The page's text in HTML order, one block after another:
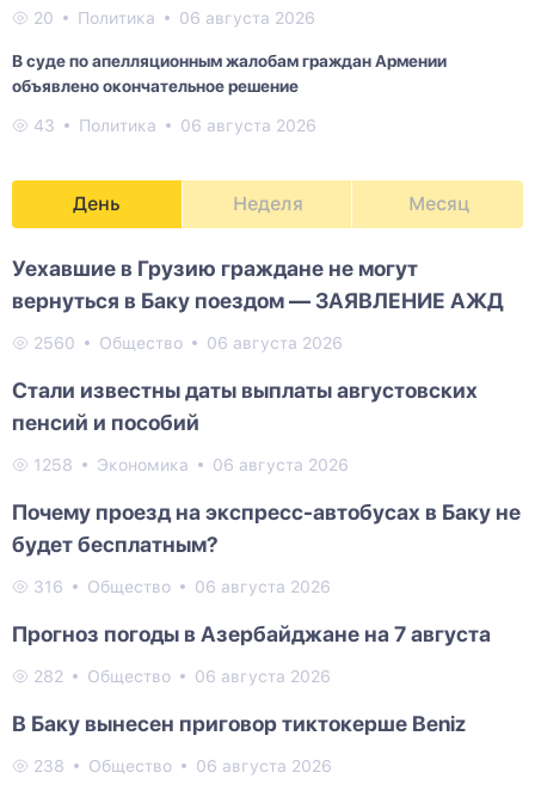
20 Политика 06 августа 2026
В суде по апелляционным жалобам граждан Армении
объявлено окончательное решение
43 Политика 06 августа 2026
День Неделя Месяц
Уехавшие в Грузию граждане не могут
вернуться в Баку поездом — ЗАЯВЛЕНИЕ АЖД
2560 Общество 06 августа 2026
Стали известны даты выплаты августовских
пенсий и пособий
1258 Экономика 06 августа 2026
Почему проезд на экспресс-автобусах в Баку не
будет бесплатным?
316 Общество 06 августа 2026
Прогноз погоды в Азербайджане на 7 августа
282 Общество 06 августа 2026
В Баку вынесен приговор тиктокерше Beniz
238 Общество 06 августа 2026